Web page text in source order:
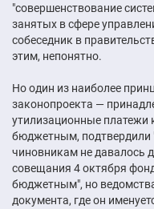
"совершенствование
занятых в сфере
собеседник в
этим, непонятно.
Но один из наиболее
законопроекта —
утилизационные платежи
бюджетным, подтвердили
чиновникам не давалось
совещания 4 октября
бюджетным", но
документа, где он